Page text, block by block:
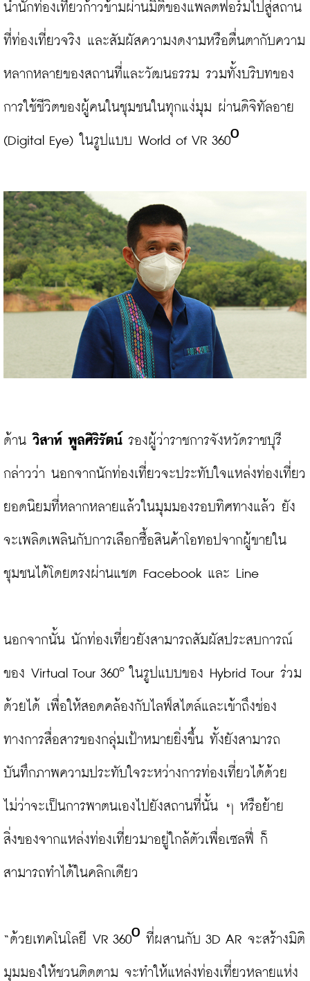
นำนักท่องเที่ยวก้าวข้ามผ่านมิติของแพลตฟอร์มไปสู่สถาน
ที่ท่องเที่ยวจริง และสัมผัสความงดงามหรือตื่นตากับความ
หลากหลายของสถานที่และวัฒนธรรม รวมทั้งบริบทของ
การใช้ชีวิตของผู้คนในชุมชนในทุกแง่มุม ผ่านดิจิทัลอาย
(Digital Eye) ในรูปแบบ World of VR 360º
ด้าน วิสาห์ พูลศิริรัตน์ รองผู้ว่าราชการจังหวัดราชบุรี
กล่าวว่า นอกจากนักท่องเที่ยวจะประทับใจแหล่งท่องเที่ยว
ยอดนิยมที่หลากหลายแล้วในมุมมองรอบทิศทางแล้ว ยัง
จะเพลิดเพลินกับการเลือกซื้อสินค้าโอทอปจากผู้ขายใน
ชุมชนได้โดยตรงผ่านแชต Facebook และ Line
นอกจากนั้น นักท่องเที่ยวยังสามารถสัมผัสประสบการณ์
ของ Virtual Tour 360๐ ในรูปแบบของ Hybrid Tour ร่วม
ด้วยได้ เพื่อให้สอดคล้องกับไลฟ์สไตล์และเข้าถึงช่อง
ทางการสื่อสารของกลุ่มเป้าหมายยิ่งขึ้น ทั้งยังสามารถ
บันทึกภาพความประทับใจระหว่างการท่องเที่ยวได้ด้วย
ไม่ว่าจะเป็นการพาตนเองไปยังสถานที่นั้น ๆ หรือย้าย
สิ่งของจากแหล่งท่องเที่ยวมาอยู่ใกล้ตัวเพื่อเซลฟี่ ก็
สามารถทำได้ในคลิกเดียว
“ด้วยเทคโนโลยี VR 360º ที่ผสานกับ 3D AR จะสร้างมิติ
มุมมองให้ชวนติดตาม จะทำให้แหล่งท่องเที่ยวหลายแห่ง